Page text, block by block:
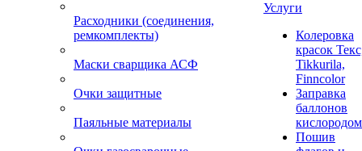
Расходники (соединения,
ремкомплекты)
Маски сварщика АСФ
Очки защитные
Паяльные материалы
Услуги
Колеровка
красок
Tikkurila,
Finncolor
Заправка
баллонов
кислородом
Пошив